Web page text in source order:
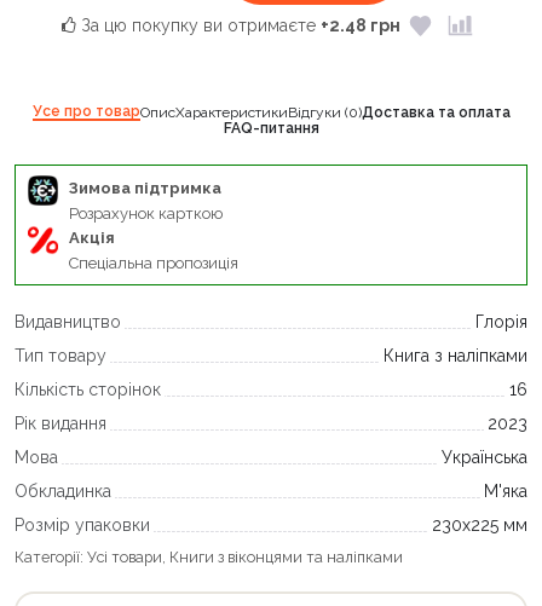
За цю покупку ви отримаєте +2.48 грн
Усе про товарОписХарактеристикиВідгуки (0)Доставка та оплата
FAQ-питання
Зимова підтримка
Розрахунок карткою
Акція
Спеціальна пропозиція
Видавництво
Глорія
Тип товару
Книга з наліпками
Кількість сторінок
16
Рік видання
2023
Мова
Українська
Обкладинка
М'яка
Розмір упаковки
230х225 мм
Категорії: Усі товари, Книги з віконцями та наліпками